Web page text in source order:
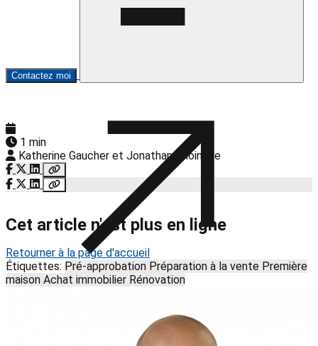
Contactez moi
1 min
Katherine Gaucher et Jonathan Choinière
Cet article n'est plus en ligne
Retourner à la page d'accueil
Étiquettes: Pré-approbation Préparation à la vente Première
maison Achat immobilier Rénovation